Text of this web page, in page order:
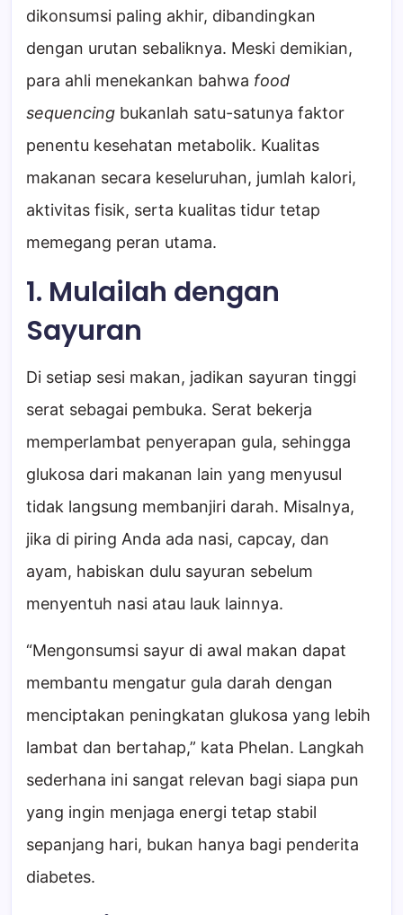
dikonsumsi paling akhir, dibandingkan
dengan urutan sebaliknya. Meski demikian,
para ahli menekankan bahwa food
sequencing bukanlah satu-satunya faktor
penentu kesehatan metabolik. Kualitas
makanan secara keseluruhan, jumlah kalori,
aktivitas fisik, serta kualitas tidur tetap
memegang peran utama.
1. Mulailah dengan
Sayuran
Di setiap sesi makan, jadikan sayuran tinggi
serat sebagai pembuka. Serat bekerja
memperlambat penyerapan gula, sehingga
glukosa dari makanan lain yang menyusul
tidak langsung membanjiri darah. Misalnya,
jika di piring Anda ada nasi, capcay, dan
ayam, habiskan dulu sayuran sebelum
menyentuh nasi atau lauk lainnya.
“Mengonsumsi sayur di awal makan dapat
membantu mengatur gula darah dengan
menciptakan peningkatan glukosa yang lebih
lambat dan bertahap,” kata Phelan. Langkah
sederhana ini sangat relevan bagi siapa pun
yang ingin menjaga energi tetap stabil
sepanjang hari, bukan hanya bagi penderita
diabetes.